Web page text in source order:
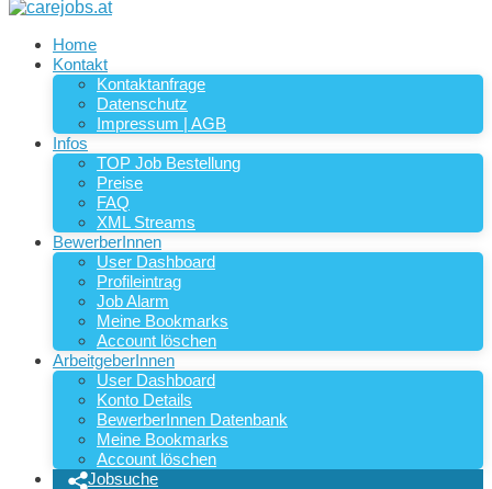
Home
Kontakt
Kontaktanfrage
Datenschutz
Impressum | AGB
Infos
TOP Job Bestellung
Preise
FAQ
XML Streams
BewerberInnen
User Dashboard
Profileintrag
Job Alarm
Meine Bookmarks
Account löschen
ArbeitgeberInnen
User Dashboard
Konto Details
BewerberInnen Datenbank
Meine Bookmarks
Account löschen
Jobsuche